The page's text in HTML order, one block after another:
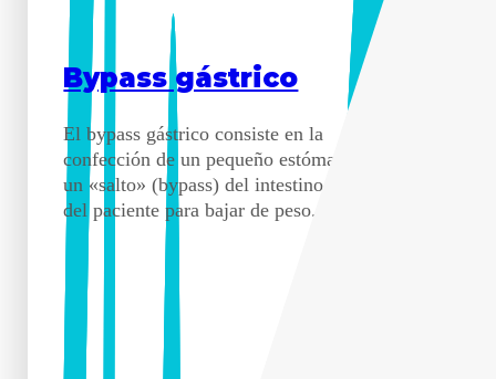
Bypass gástrico
El bypass gástrico consiste en la
confección de un pequeño estómago y de
un «salto» (bypass) del intestino delgado
del paciente para bajar de peso.